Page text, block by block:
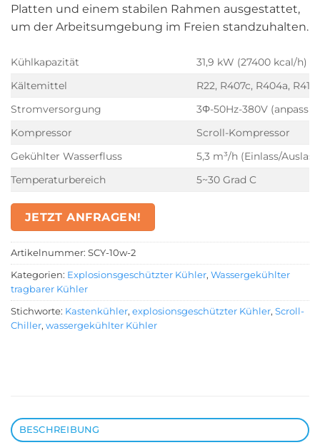
Platten und einem stabilen Rahmen ausgestattet,
um der Arbeitsumgebung im Freien standzuhalten.
Kühlkapazität
31,9 kW (27400 kcal/h)
Kältemittel
R22, R407c, R404a,
Stromversorgung
3Φ-50Hz-380V
Kompressor
Scroll-Kompressor
Gekühlter Wasserfluss
5,3 m³/h (Einlass/
Temperaturbereich
5~30 Grad C
JETZT ANFRAGEN!
Artikelnummer: SCY-10w-2
Kategorien: Explosionsgeschützter Kühler, Wassergekühlter
tragbarer Kühler
Stichworte: Kastenkühler, explosionsgeschützter Kühler, Scroll-
Chiller, wassergekühlter Kühler
BESCHREIBUNG